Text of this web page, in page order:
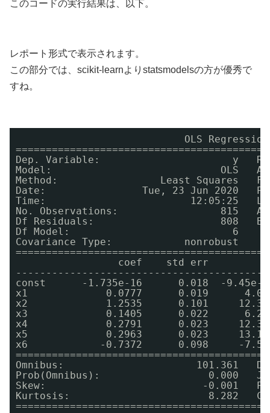
このコードの実行結果は、以下。
レポート形式で表示されます。
この部分では、scikit-learnよりstatsmodelsの方が優秀で
すね。
OLS
Dep. Variable:                      y
Model:                            OLS
Method:                 Least Squares
Date:                Tue, 23 Jun 2020
Time:                        12:05:25
No. Observations:                 815
Df Residuals:                     808
Df Model:
Covariance Type:
coef    std err
const      -1.735e-16      0.018  -9.45e-
x1             0.0777      0.019
x2             1.2535      0.101
x3             0.1405      0.022
x4             0.2791      0.023
x5             0.2963      0.023
x6            -0.7372      0.098     -
Omnibus:                      101.361
Prob(Omnibus):                  0.000
Skew:                          -0.001
Kurtosis:                       8.282